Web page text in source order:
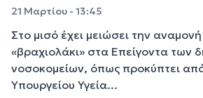
21 Μαρτίου - 13:45
Στο μισό έχει μειώσει την
«βραχιολάκι» στα Επείγοντα των
νοσοκομείων, όπως προκύπτει
Υπουργείου Υγεία...